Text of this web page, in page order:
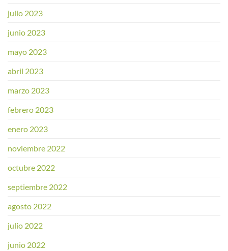
julio 2023
junio 2023
mayo 2023
abril 2023
marzo 2023
febrero 2023
enero 2023
noviembre 2022
octubre 2022
septiembre 2022
agosto 2022
julio 2022
junio 2022